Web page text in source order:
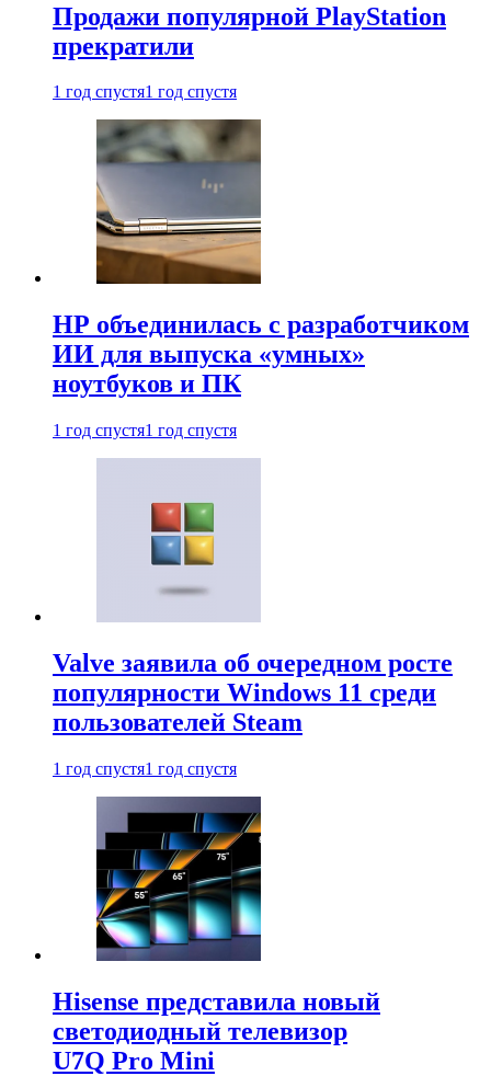
Продажи популярной PlayStation
прекратили
1 год спустя1 год спустя
HP объединилась с разработчиком
ИИ для выпуска «умных»
ноутбуков и ПК
1 год спустя1 год спустя
Valve заявила об очередном росте
популярности Windows 11 среди
пользователей Steam
1 год спустя1 год спустя
Hisense представила новый
светодиодный телевизор
U7Q Pro Mini